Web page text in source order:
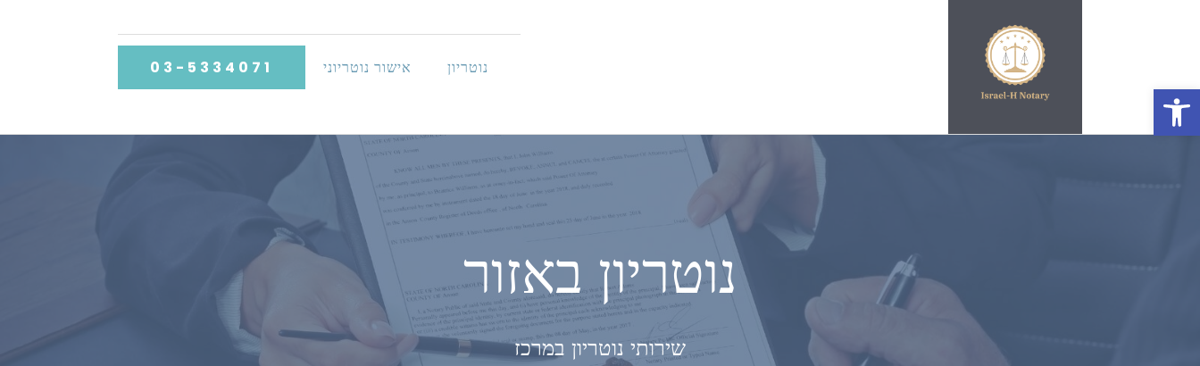
פתח סרגל נגישות
נוטריון אישור נוטריוני 03-5334071
נוטריון באזור
שירותי נוטריון במרכז